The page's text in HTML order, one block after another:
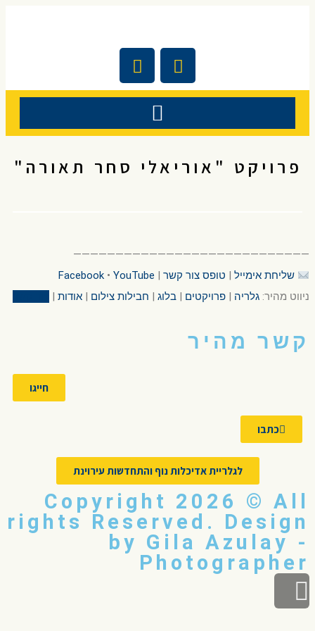
פרויקט "אוריאלי סחר תאורה"
————————————————————————————
שליחת אימייל | טופס צור קשר |
Facebook • YouTube
ניווט מהיר: גלריה | פרויקטים | בלוג | חבילות צילום | אודות |
קשר מהיר
חייגו
כתבו
לגלריית אדיכלות נוף והתחדשות עירוינת
Copyright 2026 © All
rights Reserved. Design
by Gila Azulay -
Photographer